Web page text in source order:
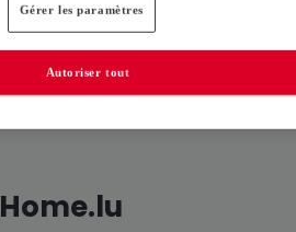
octobre 2016
Gérer les paramètres
Autoriser tout